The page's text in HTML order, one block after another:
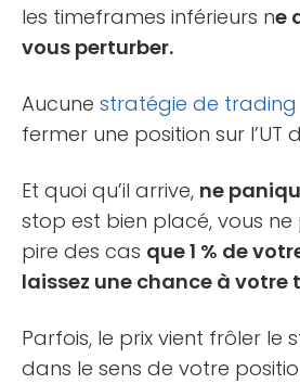
les timeframes inférieurs ne
vous perturber.
Aucune stratégie de trading
fermer une position sur l’UT
Et quoi qu’il arrive, ne
stop est bien placé, vous
pire des cas que 1 % de
laissez une chance à votre
Parfois, le prix vient frôler
dans le sens de votre